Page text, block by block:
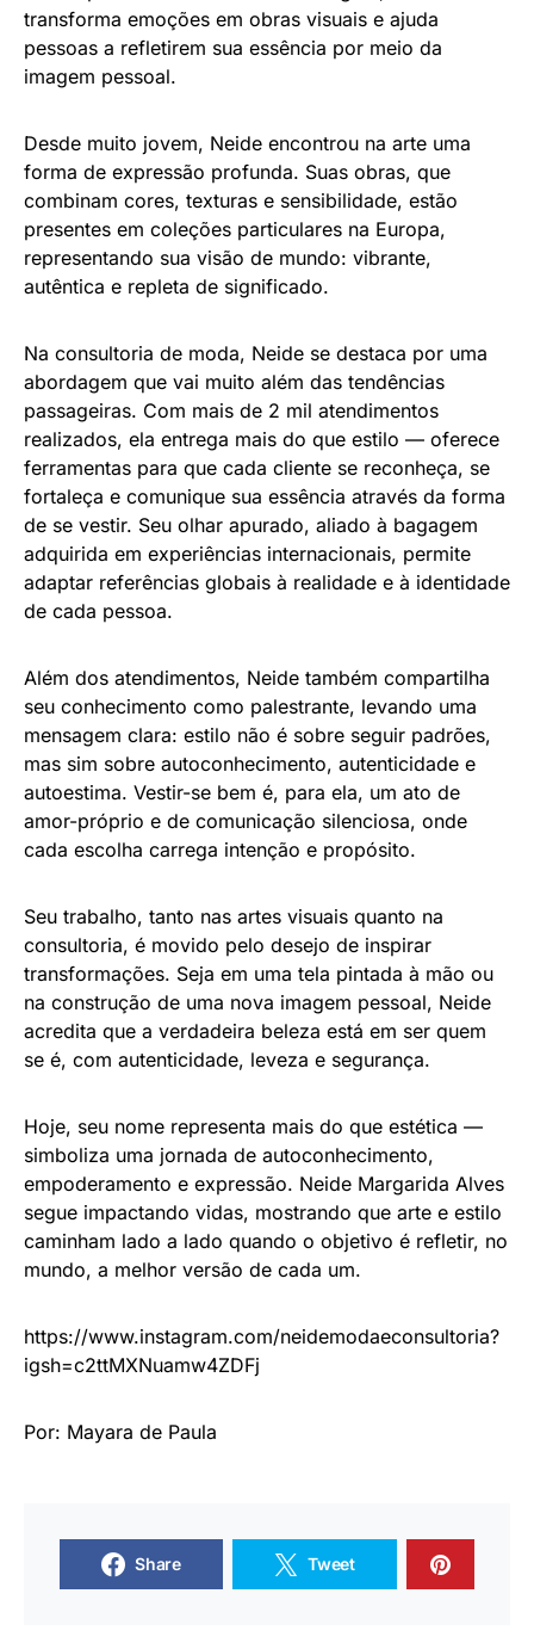
transforma emoções em obras visuais e ajuda
pessoas a refletirem sua essência por meio da
imagem pessoal.
Desde muito jovem, Neide encontrou na arte uma
forma de expressão profunda. Suas obras, que
combinam cores, texturas e sensibilidade, estão
presentes em coleções particulares na Europa,
representando sua visão de mundo: vibrante,
autêntica e repleta de significado.
Na consultoria de moda, Neide se destaca por uma
abordagem que vai muito além das tendências
passageiras. Com mais de 2 mil atendimentos
realizados, ela entrega mais do que estilo — oferece
ferramentas para que cada cliente se reconheça, se
fortaleça e comunique sua essência através da forma
de se vestir. Seu olhar apurado, aliado à bagagem
adquirida em experiências internacionais, permite
adaptar referências globais à realidade e à identidade
de cada pessoa.
Além dos atendimentos, Neide também compartilha
seu conhecimento como palestrante, levando uma
mensagem clara: estilo não é sobre seguir padrões,
mas sim sobre autoconhecimento, autenticidade e
autoestima. Vestir-se bem é, para ela, um ato de
amor-próprio e de comunicação silenciosa, onde
cada escolha carrega intenção e propósito.
Seu trabalho, tanto nas artes visuais quanto na
consultoria, é movido pelo desejo de inspirar
transformações. Seja em uma tela pintada à mão ou
na construção de uma nova imagem pessoal, Neide
acredita que a verdadeira beleza está em ser quem
se é, com autenticidade, leveza e segurança.
Hoje, seu nome representa mais do que estética —
simboliza uma jornada de autoconhecimento,
empoderamento e expressão. Neide Margarida Alves
segue impactando vidas, mostrando que arte e estilo
caminham lado a lado quando o objetivo é refletir, no
mundo, a melhor versão de cada um.
https://www.instagram.com/neidemodaeconsultoria?
igsh=c2ttMXNuamw4ZDFj
Por: Mayara de Paula
Share Tweet